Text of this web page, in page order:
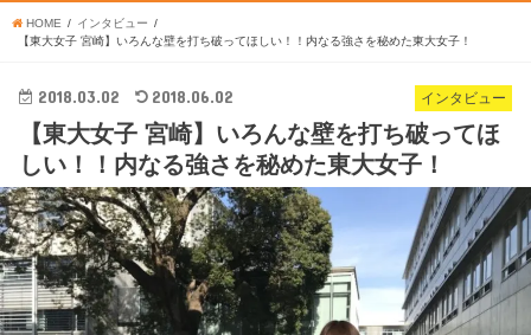
HOME
インタビュー
【東大女子 宮崎】いろんな壁を打ち破ってほしい！！内なる強さを秘めた東大女子！
インタビュー
2018.03.02 2018.06.02
【東大女子 宮崎】いろんな壁を打ち破ってほ
しい！！内なる強さを秘めた東大女子！